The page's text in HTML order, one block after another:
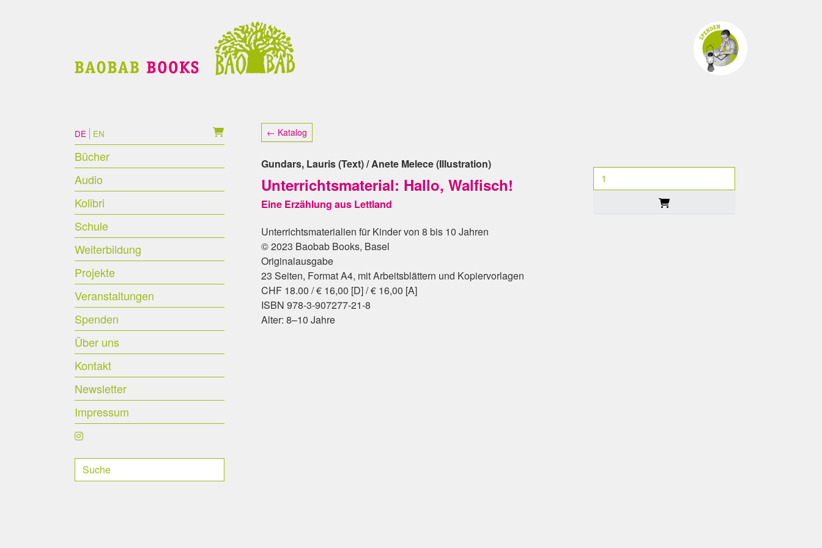
DE EN
Bücher
Audio
Kolibri
Schule
Weiterbildung
Projekte
Veranstaltungen
Spenden
Über uns
Kontakt
Newsletter
Impressum
← Katalog
Gundars, Lauris (Text) / Anete Melece (Illustration)
Unterrichtsmaterial: Hallo, Walfisch!
Eine Erzählung aus Lettland
Unterrichtsmaterialien für Kinder von 8 bis 10 Jahren
© 2023 Baobab Books, Basel
Originalausgabe
23 Seiten, Format A4, mit Arbeitsblättern und Kopiervorlagen
CHF 18.00 / € 16,00 [D] / € 16,00 [A]
ISBN 978-3-907277-21-8
Alter: 8–10 Jahre